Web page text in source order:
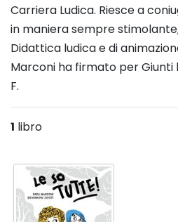
Carriera Ludica. Riesce a
in maniera sempre
Didattica ludica e di
Marconi ha firmato per Giunti
F.
1 libro